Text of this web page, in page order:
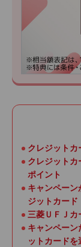
クレジットカ
クレジットカ
ポイント
キャンペーン
ジットカード
三菱ＵＦＪカ
キャンペーン
ットカードを